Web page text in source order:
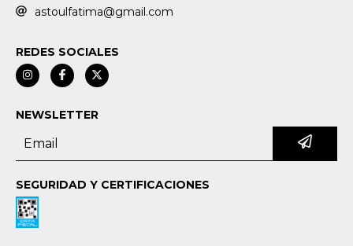
astoulfatima@gmail.com
REDES SOCIALES
NEWSLETTER
SEGURIDAD Y CERTIFICACIONES